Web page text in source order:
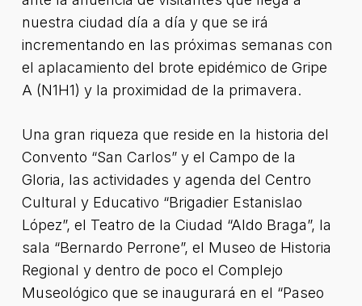
nuestra ciudad día a día y que se irá
incrementando en las próximas semanas con
el aplacamiento del brote epidémico de Gripe
A (N1H1) y la proximidad de la primavera.
Una gran riqueza que reside en la historia del
Convento “San Carlos” y el Campo de la
Gloria, las actividades y agenda del Centro
Cultural y Educativo “Brigadier Estanislao
López”, el Teatro de la Ciudad “Aldo Braga”, la
sala “Bernardo Perrone”, el Museo de Historia
Regional y dentro de poco el Complejo
Museológico que se inaugurará en el “Paseo